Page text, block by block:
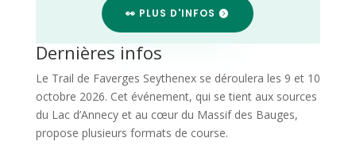
👀 PLUS D'INFOS
Dernières infos
Le Trail de Faverges Seythenex se déroulera les 9 et 10
octobre 2026. Cet événement, qui se tient aux sources
du Lac d’Annecy et au cœur du Massif des Bauges,
propose plusieurs formats de course.